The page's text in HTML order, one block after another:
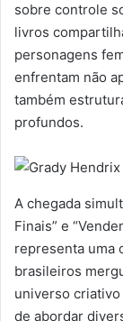
sobre controle
livros
personagens
enfrentam não
também
profundos.
A chegada
Finais” e
representa uma
brasileiros
universo
de abordar